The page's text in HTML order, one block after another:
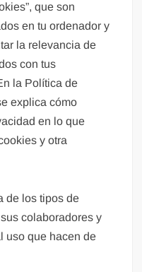
que son
en tu ordenador y
la relevancia de
con tus
la Política de
explica cómo
en lo que
y otra
de los tipos de
colaboradores y
uso que hacen de